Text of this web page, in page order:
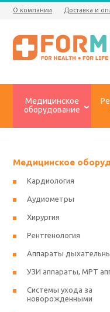
О компании Доставка и
Медицинское
оборудование
Медицинское
Кардиология
Аудиометры
Хирургия
Рентгенология
Аппараты
УЗИ аппараты, МРТ
Системы ухода за
новорожденными